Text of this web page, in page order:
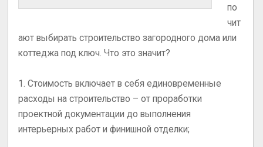
по
чит
ают выбирать строительство загородного дома или
коттеджа под ключ. Что это значит?
1. Стоимость включает в себя единовременные
расходы на строительство – от проработки
проектной документации до выполнения
интерьерных работ и финишной отделки;